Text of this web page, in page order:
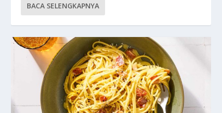
BACA SELENGKAPNYA